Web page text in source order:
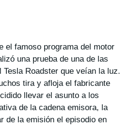
el famoso programa del motor
una prueba de una de las
Tesla Roadster que veían la luz.
tira y afloja el fabricante
llevar el asunto a los
de la cadena emisora, la
de la emisión el episodio en